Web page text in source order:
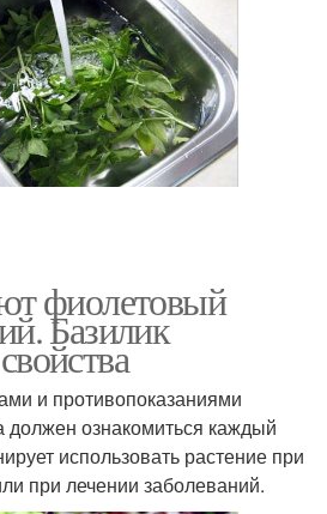
фиолетовый
Базилик
и противопоказаниями
должен ознакомиться каждый
использовать растение при
при лечении заболеваний.